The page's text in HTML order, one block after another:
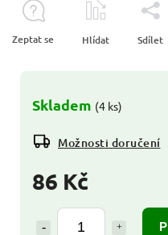
86 Kč
Skladem (4 ks)
Možnosti doručení
Zeptat se Hlídat Sdílet